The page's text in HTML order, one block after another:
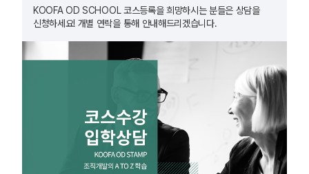
KOOFA OD SCHOOL 코스등록을 희망하시는 분들은 상담을
신청하세요! 개별 연락을 통해 안내해드리겠습니다.